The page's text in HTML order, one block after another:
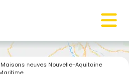
Maisons neuves Nouvelle-Aquitaine